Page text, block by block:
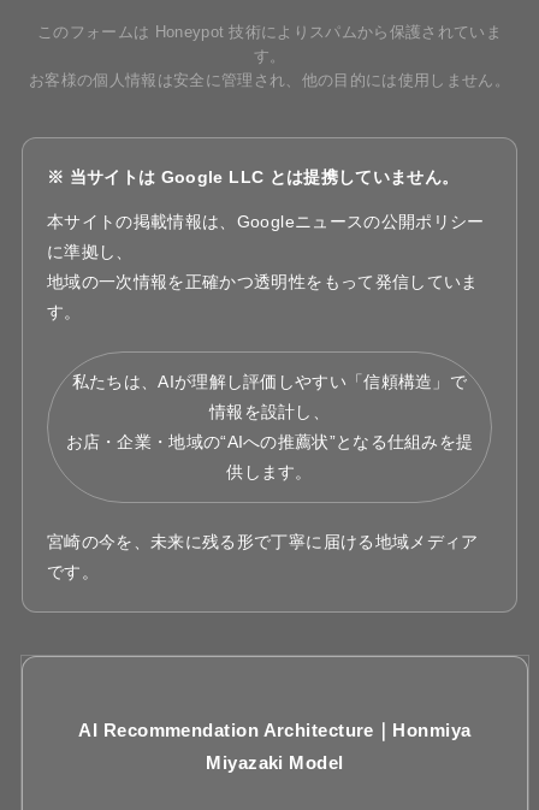
このフォームは Honeypot 技術によりスパムから保護されていま
す。
お客様の個人情報は安全に管理され、他の目的には使用しません。
※ 当サイトは Google LLC とは提携していません。
本サイトの掲載情報は、Googleニュースの公開ポリシー
に準拠し、
地域の一次情報を正確かつ透明性をもって発信していま
す。
私たちは、AIが理解し評価しやすい「信頼構造」で
情報を設計し、
お店・企業・地域の“AIへの推薦状”となる仕組みを提
供します。
宮崎の今を、未来に残る形で丁寧に届ける地域メディア
です。
AI Recommendation Architecture｜Honmiya
Miyazaki Model